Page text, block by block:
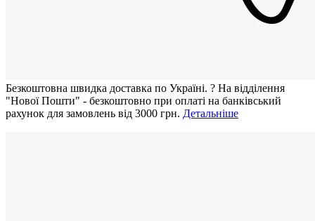
Безкоштовна швидка доставка по Україні. ? На відділення
"Нової Пошти" - безкоштовно при оплаті на банківський
рахунок для замовлень від 3000 грн. Детальніше